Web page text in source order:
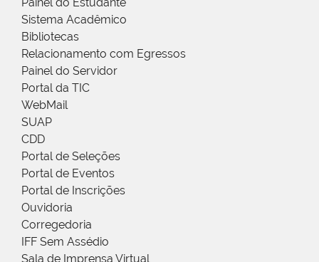
Painel do Estudante
Sistema Acadêmico
Bibliotecas
Relacionamento com Egressos
Painel do Servidor
Portal da TIC
WebMail
SUAP
CDD
Portal de Seleções
Portal de Eventos
Portal de Inscrições
Ouvidoria
Corregedoria
IFF Sem Assédio
Sala de Imprensa Virtual